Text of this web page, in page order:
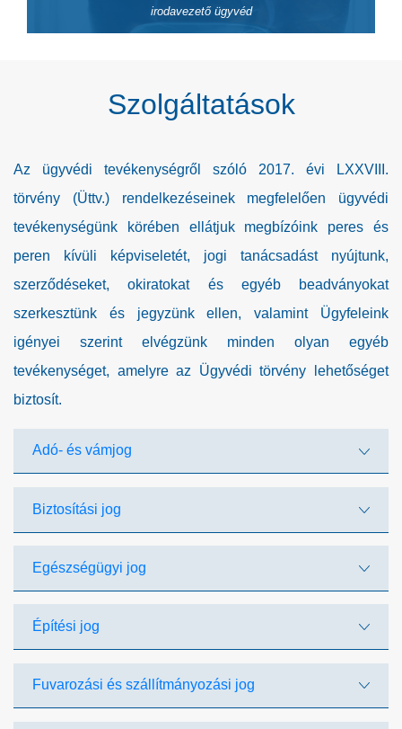
irodavezető ügyvéd
Szolgáltatások
Az ügyvédi tevékenységről szóló 2017. évi LXXVIII.
törvény (Üttv.) rendelkezéseinek megfelelően ügyvédi
tevékenységünk körében ellátjuk megbízóink peres és
peren kívüli képviseletét, jogi tanácsadást nyújtunk,
szerződéseket, okiratokat és egyéb beadványokat
szerkesztünk és jegyzünk ellen, valamint Ügyfeleink
igényei szerint elvégzünk minden olyan egyéb
tevékenységet, amelyre az Ügyvédi törvény lehetőséget
biztosít.
Adó- és vámjog
Biztosítási jog
Egészségügyi jog
Építési jog
Fuvarozási és szállítmányozási jog